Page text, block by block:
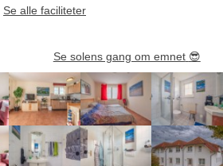
Se alle faciliteter
Se solens gang om emnet 😎